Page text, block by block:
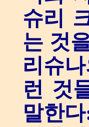
슈리
는 것
리슈
런 것
말한